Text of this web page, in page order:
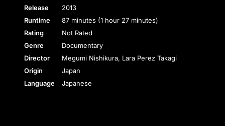
Release
2013
Runtime
87 minutes (1 hour 27 minutes)
Rating
Not Rated
Genre
Documentary
Director
Megumi Nishikura, Lara Perez Takagi
Origin
Japan
Language
Japanese